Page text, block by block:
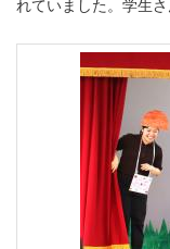
れていました。学生